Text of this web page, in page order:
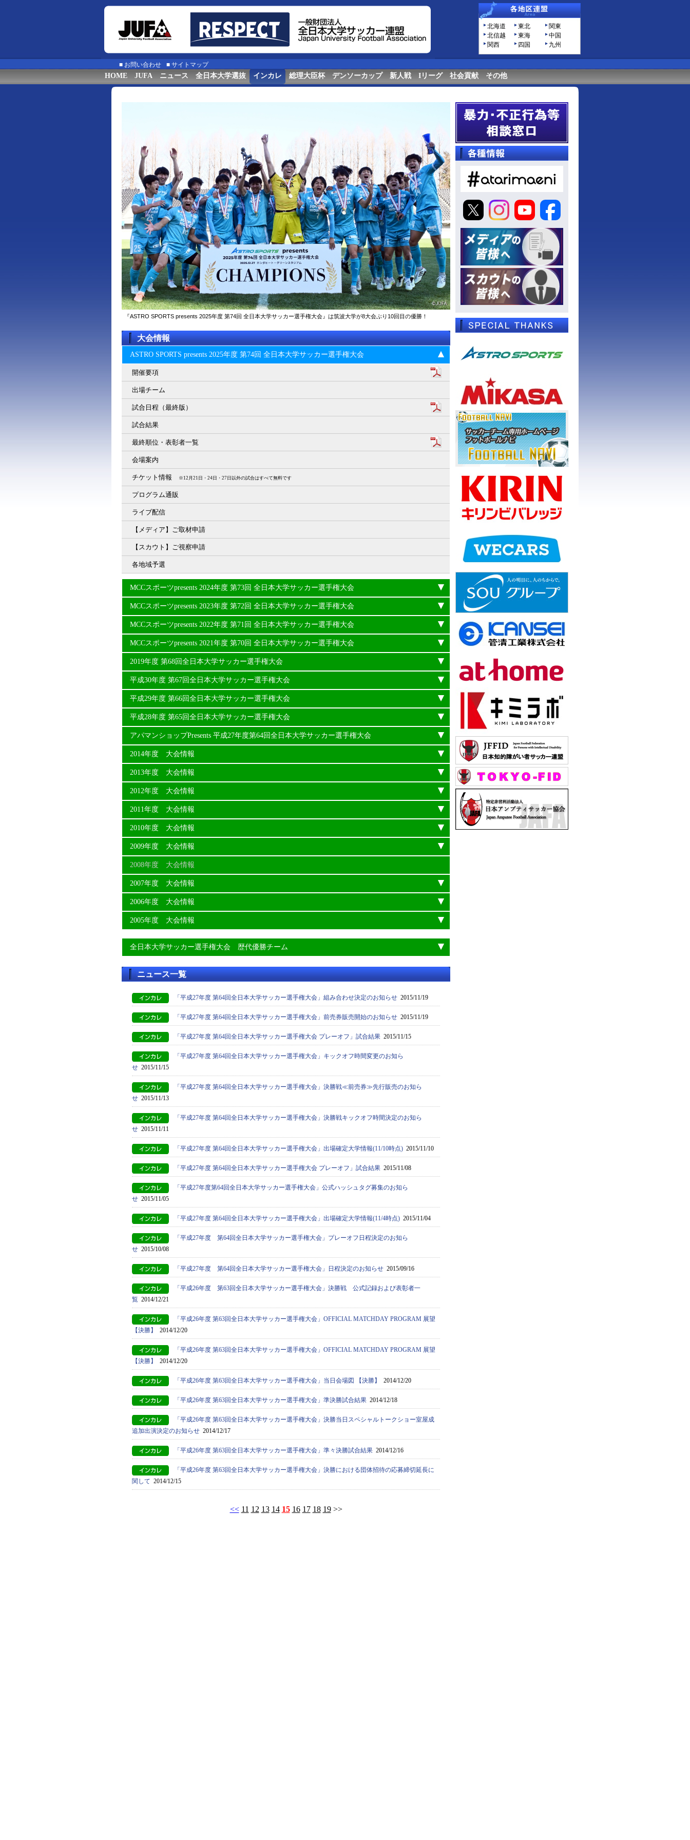
北海道 東北
関東
北信越
東海
中国
関西
四国 九州
■ お問い合わせ ■ サイトマップ
HOME JUFA ニュース 全日本大学選抜 インカレ 総理大臣杯 デンソーカップ 新人戦 Iリーグ 社会貢献 その他
『ASTRO SPORTS presents 2025年度 第74回 全⽇本⼤学サッカー選⼿権⼤会』は筑波大学が8大会ぶり10回目の優勝！
大会情報
ASTRO SPORTS presents 2025年度 第74回 全⽇本⼤学サッカー選⼿権⼤会
開催要項
出場チーム
試合日程（最終版）
試合結果
最終順位・表彰者一覧
会場案内
チケット情報 ※12月21日・24日・27日以外の試合はすべて無料です
プログラム通販
ライブ配信
【メディア】ご取材申請
【スカウト】ご視察申請
各地域予選
MCCスポーツpresents 2024年度 第73回 全日本大学サッカー選手権大会
MCCスポーツpresents 2023年度 第72回 全日本大学サッカー選手権大会
MCCスポーツpresents 2022年度 第71回 全日本大学サッカー選手権大会
MCCスポーツpresents 2021年度 第70回 全日本大学サッカー選手権大会
2019年度 第68回全日本大学サッカー選手権大会
平成30年度 第67回全日本大学サッカー選手権大会
平成29年度 第66回全日本大学サッカー選手権大会
平成28年度 第65回全日本大学サッカー選手権大会
アパマンショップPresents 平成27年度第64回全日本大学サッカー選手権大会
2014年度 大会情報
2013年度 大会情報
2012年度 大会情報
2011年度 大会情報
2010年度 大会情報
2009年度 大会情報
2008年度 大会情報
2007年度 大会情報
2006年度 大会情報
2005年度 大会情報
全日本大学サッカー選手権大会 歴代優勝チーム
ニュース一覧
「平成27年度 第64回全日本大学サッカー選手権大会」組み合わせ決定のお知らせ 2015/11/19
「平成27年度 第64回全日本大学サッカー選手権大会」前売券販売開始のお知らせ 2015/11/19
「平成27年度 第64回全日本大学サッカー選手権大会 プレーオフ」試合結果 2015/11/15
「平成27年度 第64回全日本大学サッカー選手権大会」キックオフ時間変更のお知ら
せ 2015/11/15
「平成27年度 第64回全日本大学サッカー選手権大会」決勝戦≪前売券≫先行販売のお知ら
せ 2015/11/13
「平成27年度 第64回全日本大学サッカー選手権大会」決勝戦キックオフ時間決定のお知ら
せ 2015/11/11
「平成27年度 第64回全日本大学サッカー選手権大会」出場確定大学情報(11/10時点) 2015/11/10
「平成27年度 第64回全日本大学サッカー選手権大会 プレーオフ」試合結果 2015/11/08
「平成27年度第64回全日本大学サッカー選手権大会」公式ハッシュタグ募集のお知ら
せ 2015/11/05
「平成27年度 第64回全日本大学サッカー選手権大会」出場確定大学情報(11/4時点) 2015/11/04
「平成27年度 第64回全日本大学サッカー選手権大会」プレーオフ日程決定のお知ら
せ 2015/10/08
「平成27年度 第64回全日本大学サッカー選手権大会」日程決定のお知らせ 2015/09/16
「平成26年度 第63回全日本大学サッカー選手権大会」決勝戦 公式記録および表彰者一
覧 2014/12/21
「平成26年度 第63回全日本大学サッカー選手権大会」OFFICIAL MATCHDAY PROGRAM 展望
【決勝】
2014/12/20
「平成26年度 第63回全日本大学サッカー選手権大会」OFFICIAL MATCHDAY PROGRAM 展望
【決勝】
2014/12/20
「平成26年度 第63回全日本大学サッカー選手権大会」当日会場図 【決勝】 2014/12/20
「平成26年度 第63回全日本大学サッカー選手権大会」準決勝試合結果 2014/12/18
「平成26年度 第63回全日本大学サッカー選手権大会」決勝当日スペシャルトークショー室屋成
追加出演決定のお知らせ 2014/12/17
「平成26年度 第63回全日本大学サッカー選手権大会」準々決勝試合結果 2014/12/16
「平成26年度 第63回全日本大学サッカー選手権大会」決勝における団体招待の応募締切延長に
関して 2014/12/15
<< 11 12 13 14 15 16 17 18 19>>